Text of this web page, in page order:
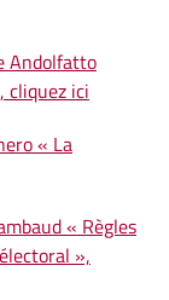
Andolfatto
cliquez ici
« La
« Règles
»,